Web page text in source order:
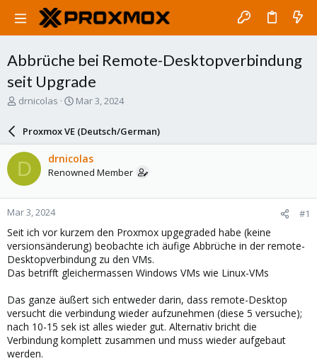
Abbrüche bei Remote-Desktopverbindung
seit Upgrade
T
a
d
s
t
a
r
t
e
r
drnicolas
S
a
r
d
a
e
Mar 3, 2024
Proxmox VE (Deutsch/German)
D drnicolas
Renowned Member
Mar 3, 2024 #1
Seit ich vor kurzem den Proxmox upgegraded habe (keine
versionsänderung) beobachte ich äufige Abbrüche in der remote-
Desktopverbindung zu den VMs.
Das betrifft gleichermassen Windows VMs wie Linux-VMs
Das ganze äußert sich entweder darin, dass remote-Desktop
versucht die verbindung wieder aufzunehmen (diese 5 versuche);
nach 10-15 sek ist alles wieder gut. Alternativ bricht die
Verbindung komplett zusammen und muss wieder aufgebaut
werden.